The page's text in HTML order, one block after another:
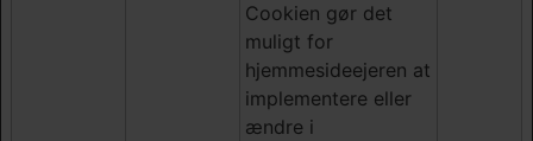
Cookien gør det
muligt for
hjemmesideejeren at
implementere eller
ændre i